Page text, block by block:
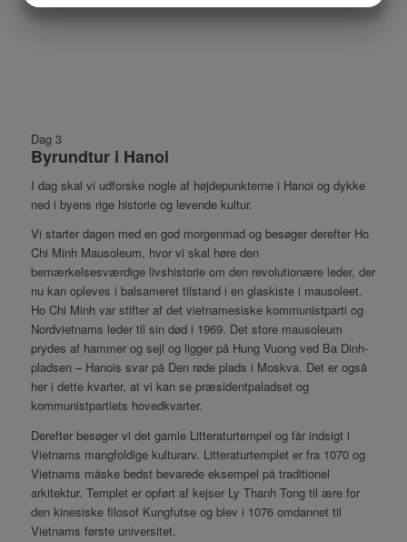
Dag 3
Byrundtur i Hanoi
I dag skal vi udforske nogle af højdepunkterne i Hanoi og dykke
ned i byens rige historie og levende kultur.
Vi starter dagen med en god morgenmad og besøger derefter Ho
Chi Minh Mausoleum, hvor vi skal høre den
bemærkelsesværdige livshistorie om den revolutionære leder, der
nu kan opleves i balsameret tilstand i en glaskiste i mausoleet.
Ho Chi Minh var stifter af det vietnamesiske kommunistparti og
Nordvietnams leder til sin død i 1969. Det store mausoleum
prydes af hammer og sejl og ligger på Hung Vuong ved Ba Dinh-
pladsen – Hanois svar på Den røde plads i Moskva. Det er også
her i dette kvarter, at vi kan se præsidentpaladset og
kommunistpartiets hovedkvarter.
Derefter besøger vi det gamle Litteraturtempel og får indsigt i
Vietnams mangfoldige kulturarv. Litteraturtemplet er fra 1070 og
Vietnams måske bedst bevarede eksempel på traditionel
arkitektur. Templet er opført af kejser Ly Thanh Tong til ære for
den kinesiske filosof Kungfutse og blev i 1076 omdannet til
Vietnams første universitet.